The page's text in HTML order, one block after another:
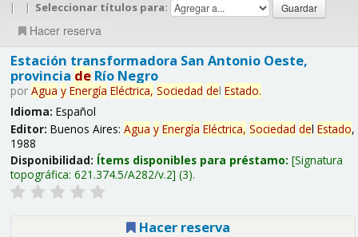
| | Seleccionar títulos para:
Hacer reserva
Estación transformadora San Antonio Oeste,
provincia deRío Negro
por Agua y Energía Eléctrica, Sociedad del Estado.
Idioma: Español
Editor: Buenos Aires: Agua y Energía Eléctrica, Sociedad del Estado,
1988
Disponibilidad: Ítems disponibles para préstamo: Signatura
topográfica: 621.374.5/A282/v.2 (3).
Hacer reserva